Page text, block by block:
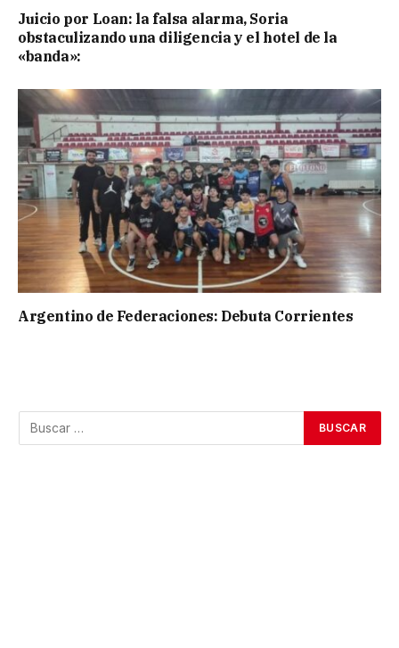
Juicio por Loan: la falsa alarma, Soria
obstaculizando una diligencia y el hotel de la
«banda»:
Argentino de Federaciones: Debuta Corrientes